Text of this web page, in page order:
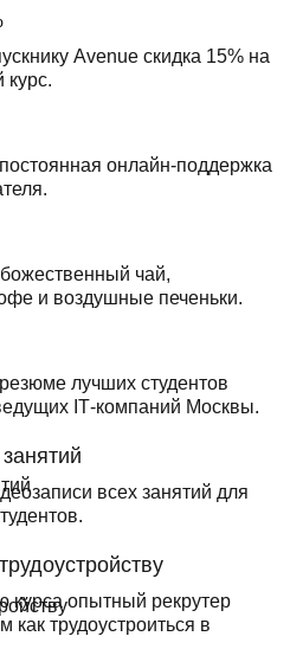
Avenue скидка 15% на
курс.
онлайн-поддержка
чай,
и воздушные печеньки.
лучших студентов
ІТ-компаний Москвы.
всех занятий для
курса опытный рекрутер
как трудоустроиться в